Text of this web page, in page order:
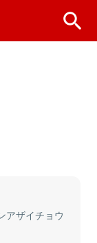
アザイチョウ